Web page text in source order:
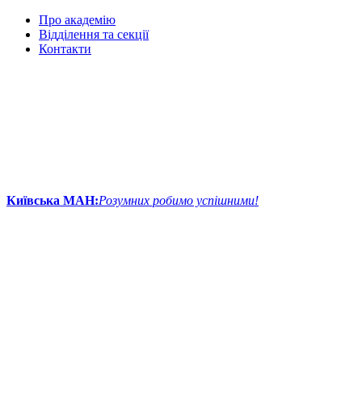
Про академію
Відділення та секції
Контакти
Київська МАН:Розумних робимо успішними!